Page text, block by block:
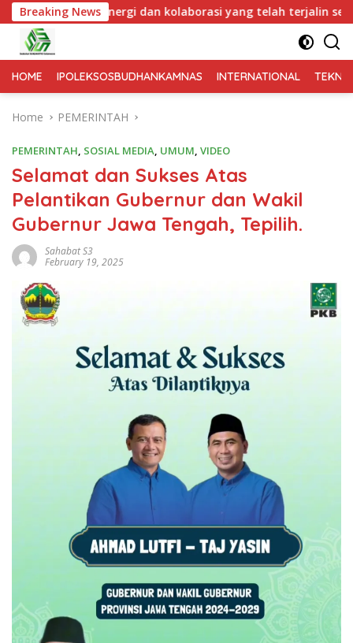
Breaking News
yang telah terjalin semakin kuat demi
HOME IPOLEKSOSBUDHANKAMNAS INTERNATIONAL
Home PEMERINTAH
PEMERINTAH, SOSIAL MEDIA, UMUM, VIDEO
Selamat dan Sukses Atas
Pelantikan Gubernur dan Wakil
Gubernur Jawa Tengah, Tepilih.
Sahabat S3
February 19, 2025